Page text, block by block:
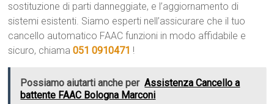
sostituzione di parti danneggiate, e l’aggiornamento di
sistemi esistenti. Siamo esperti nell’assicurare che il tuo
cancello automatico FAAC funzioni in modo affidabile e
sicuro, chiama051 0910471 !
Possiamo aiutarti anche per Assistenza Cancello a
battente FAAC Bologna Marconi